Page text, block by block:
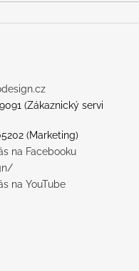
(Zákaznický servi
(Marketing)
na Facebooku
na YouTube